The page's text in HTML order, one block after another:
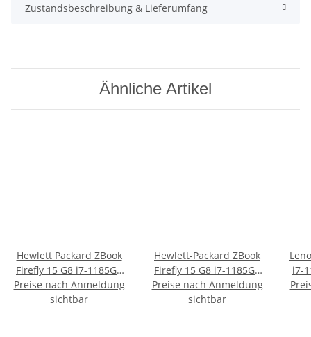
Zustandsbeschreibung & Lieferumfang
Ähnliche Artikel
Hewlett Packard ZBook
Firefly 15 G8 i7-1185G7
1TB/32GB Quadro T500
QWERTZ Win11 Pro
Preise nach Anmeldung
sichtbar
Hewlett-Packard ZBook
Firefly 15 G8 i7-1185G7
1TB/32GB Quadro T500
QWERTY(US) Win11 Pro
Preise nach Anmeldung
sichtbar
i7-